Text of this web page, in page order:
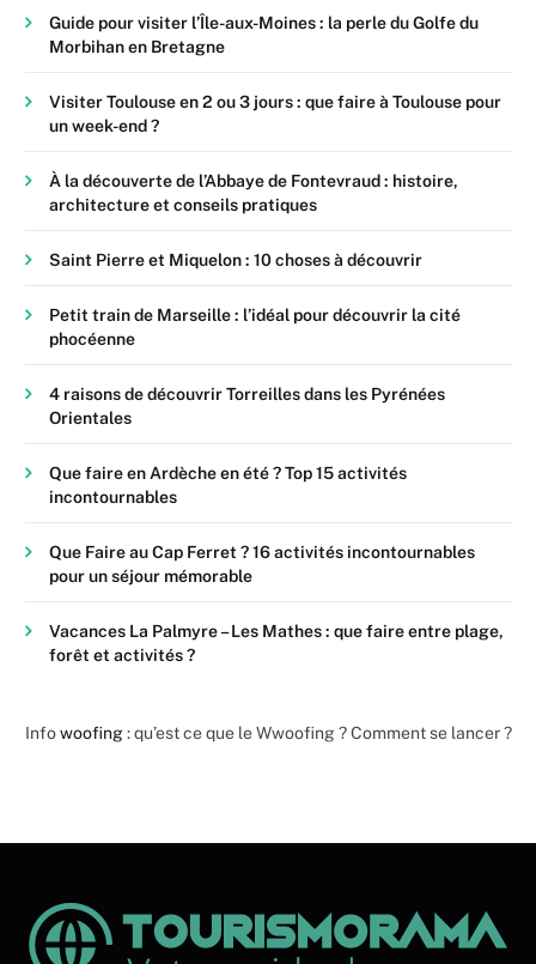
Guide pour visiter l’Île-aux-Moines : la perle du Golfe du
Morbihan en Bretagne
Visiter Toulouse en 2 ou 3 jours : que faire à Toulouse pour
un week-end ?
À la découverte de l’Abbaye de Fontevraud : histoire,
architecture et conseils pratiques
Saint Pierre et Miquelon : 10 choses à découvrir
Petit train de Marseille : l’idéal pour découvrir la cité
phocéenne
4 raisons de découvrir Torreilles dans les Pyrénées
Orientales
Que faire en Ardèche en été ? Top 15 activités
incontournables
Que Faire au Cap Ferret ? 16 activités incontournables
pour un séjour mémorable
Vacances La Palmyre – Les Mathes : que faire entre plage,
forêt et activités ?
Infowoofing: qu’est ce que le Wwoofing ? Comment se lancer ?